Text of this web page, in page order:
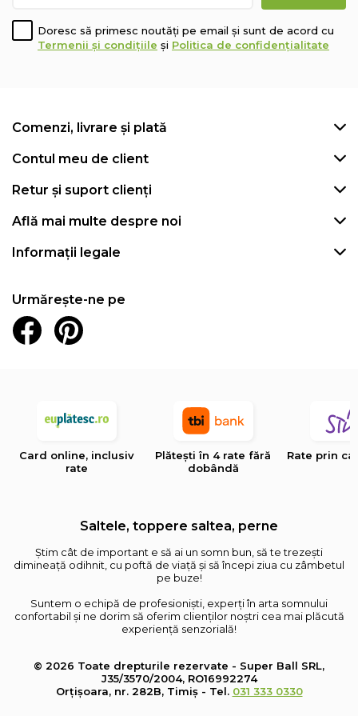
Doresc să primesc noutăți pe email și sunt de acord cu
Termenii și condițiile și Politica de confidențialitate
Comenzi, livrare și plată
Contul meu de client
Retur și suport clienți
Află mai multe despre noi
Informații legale
Urmărește-ne pe
Card online, inclusiv
rate
Plătești în 4 rate fără
dobândă
Rate prin
Saltele, toppere saltea, perne
Știm cât de important e să ai un somn bun, să te trezești
dimineață odihnit, cu poftă de viață și să începi ziua cu zâmbetul
pe buze!
Suntem o echipă de profesioniști, experți în arta somnului
confortabil și ne dorim să oferim clienților noștri cea mai plăcută
experiență senzorială!
© 2026 Toate drepturile rezervate - Super Ball SRL,
J35/3570/2004, RO16992274
Orțișoara, nr. 282B, Timiș - Tel. 031 333 0330